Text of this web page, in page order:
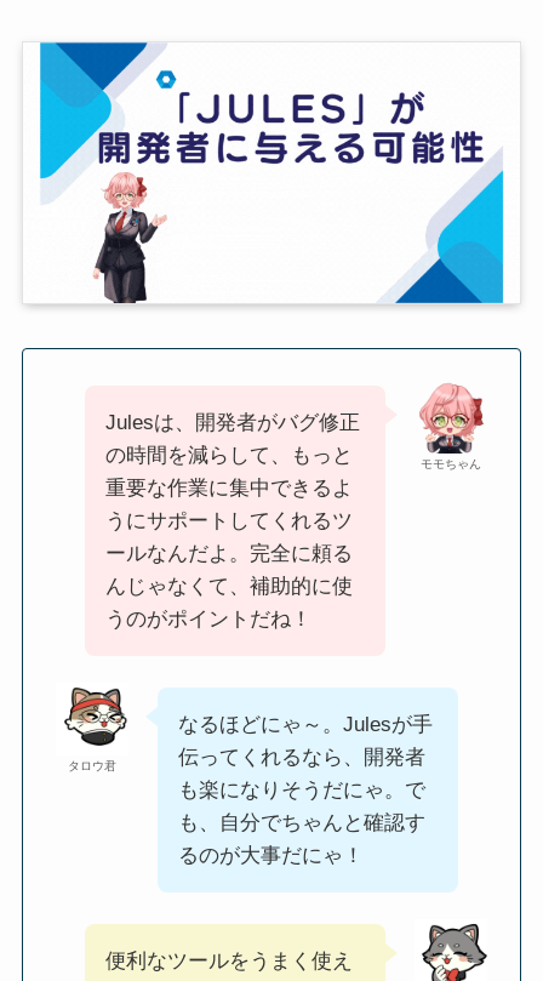
モモちゃん
Julesは、開発者がバグ修正
の時間を減らして、もっと
重要な作業に集中できるよ
うにサポートしてくれるツ
ールなんだよ。完全に頼る
んじゃなくて、補助的に使
うのがポイントだね！
タロウ君
なるほどにゃ～。Julesが手
伝ってくれるなら、開発者
も楽になりそうだにゃ。で
も、自分でちゃんと確認す
るのが大事だにゃ！
便利なツールをうまく使え